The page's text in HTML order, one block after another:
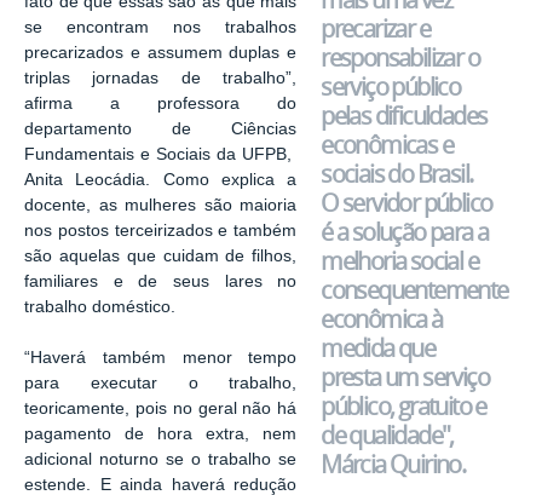
precarizar e
responsabilizar o
serviço público
pelas dificuldades
econômicas e
sociais do Brasil.
O servidor público
é a solução para a
melhoria social e
consequentemente
econômica à
medida que
presta um serviço
público, gratuito e
de qualidade",
Márcia Quirino.
se encontram nos trabalhos
precarizados e assumem duplas e
triplas jornadas de trabalho”,
afirma a professora do
departamento de Ciências
Fundamentais e Sociais da UFPB,
Anita Leocádia. Como explica a
docente, as mulheres são maioria
nos postos terceirizados e também
são aquelas que cuidam de filhos,
familiares e de seus lares no
trabalho doméstico.
“Haverá também menor tempo
para executar o trabalho,
teoricamente, pois no geral não há
pagamento de hora extra, nem
adicional noturno se o trabalho se
estende. E ainda haverá redução